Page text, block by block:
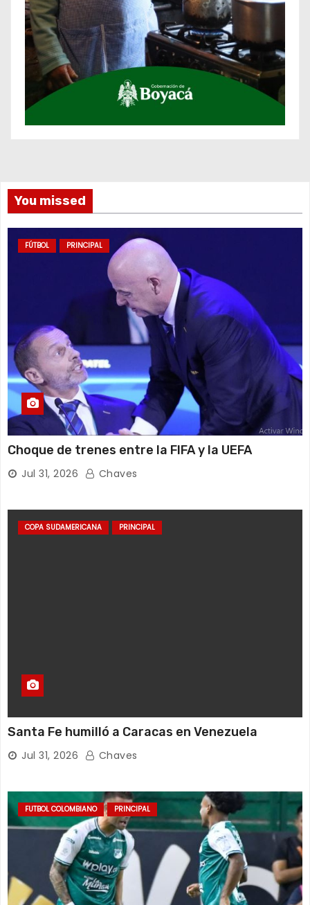
You missed
FÚTBOL PRINCIPAL
Choque de trenes entre la FIFA y la UEFA
Jul 31, 2026 Chaves
COPA SUDAMERICANA PRINCIPAL
Santa Fe humilló a Caracas en Venezuela
Jul 31, 2026 Chaves
FUTBOL COLOMBIANO PRINCIPAL